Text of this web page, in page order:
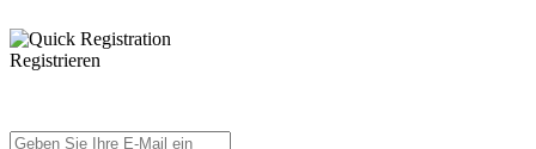
Registrieren